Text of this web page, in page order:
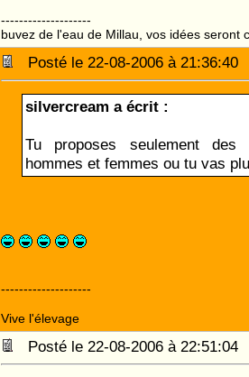
--------------------
buvez de l'eau de Millau, vos idées seront
Posté le 22-08-2006 à
silvercream a écrit :
Tu proposes seulement des
hommes et femmes ou tu vas
--------------------
Vive l'élevage
Posté le 22-08-2006 à